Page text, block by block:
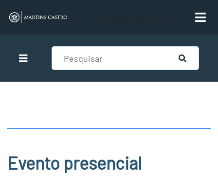
Evento presencial